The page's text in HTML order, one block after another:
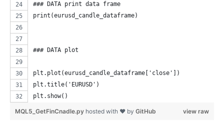
### DATA print data frame
print(eurusd_candle_dataframe)
### DATA plot
plt.plot(eurusd_candle_dataframe['close'])
plt.title('EURUSD')
plt.show()
view raw
MQL5_GetFinCnadle.py hosted with ❤ by GitHub